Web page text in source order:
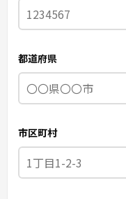
都道府県
市区町村